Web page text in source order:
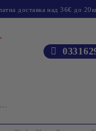
доставка над 36€ до